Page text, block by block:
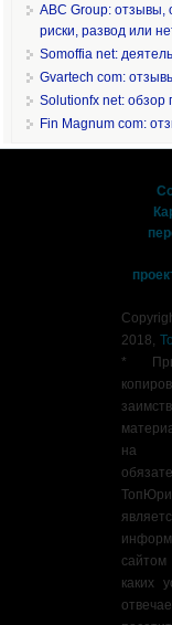
ABC Group: отзывы,
риски, развод или
Somoffia net:
Gvartech com:
Solutionfx net:
Fin Magnum com:
2018,
*
на
каких